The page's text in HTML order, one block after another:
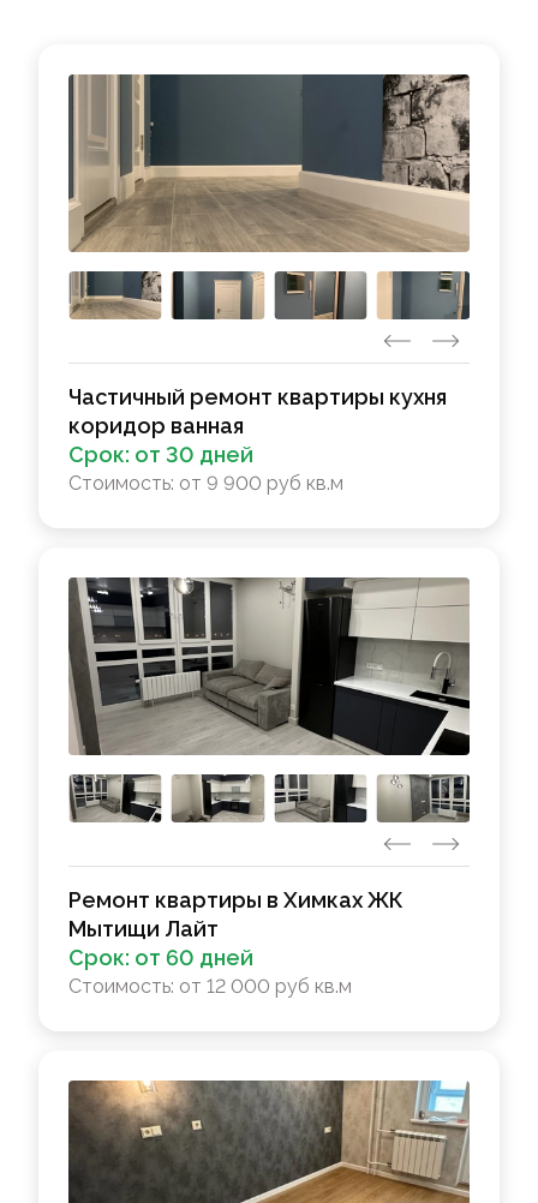
Частичный ремонт квартиры кухня
коридор ванная
Срок: от 30 дней
Стоимость: от 9 900 руб кв.м
Ремонт квартиры в Химках ЖК
Мытищи Лайт
Срок: от 60 дней
Стоимость: от 12 000 руб кв.м